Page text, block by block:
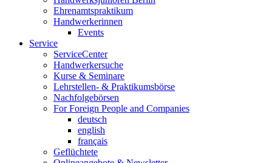
Ehrenamtspraktikum
Handwerkerinnen
Events
Service
ServiceCenter
Handwerkersuche
Kurse & Seminare
Lehrstellen- & Praktikumsbörse
Nachfolgebörsen
For Foreign People and Companies
deutsch
english
français
Geflüchtete